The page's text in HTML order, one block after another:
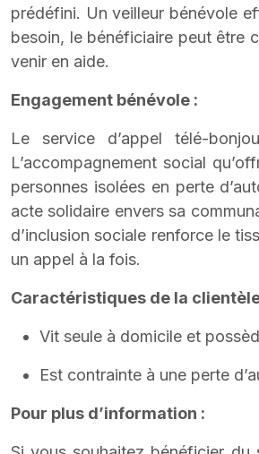
prédéfini. Un veilleur bénévole
besoin, le bénéficiaire peut être
venir en aide.
Engagement bénévole :
Le service d’appel télé-
L’accompagnement social
personnes isolées en perte
acte solidaire envers sa
d’inclusion sociale renforce le
un appel à la fois.
Caractéristiques de la
Vit seule à domicile et
Est contrainte à une perte
Pour plus d’information :